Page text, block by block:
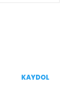
KAYDOL